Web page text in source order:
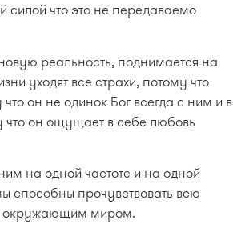
что это не передаваемо
реальность, поднимается на
уходят все страхи, потому что
он не одинок Бог всегда с ним и в
он ощущает в себе любовь
на одной частоте и на одной
способны прочувствовать всю
окружающим миром.